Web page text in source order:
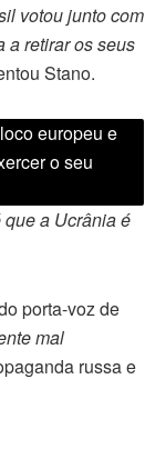
votou junto com
a retirar os seus
Stano.
europeu e
o seu
a Ucrânia é
porta-voz de
mal
russa e